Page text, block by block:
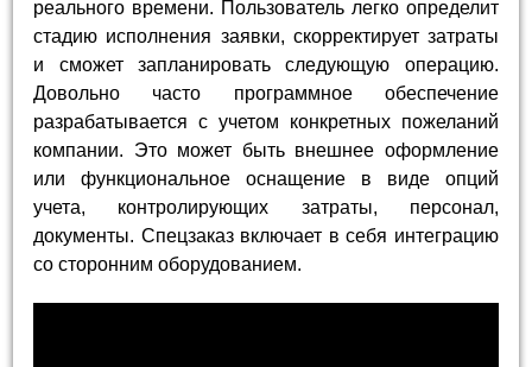
реального времени. Пользователь легко определит
стадию исполнения заявки, скорректирует затраты
и сможет запланировать следующую операцию.
Довольно часто программное обеспечение
разрабатывается с учетом конкретных пожеланий
компании. Это может быть внешнее оформление
или функциональное оснащение в виде опций
учета, контролирующих затраты, персонал,
документы. Спецзаказ включает в себя интеграцию
со сторонним оборудованием.